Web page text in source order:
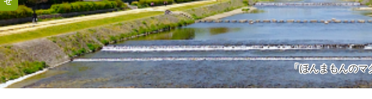
「ほんまもんのマ